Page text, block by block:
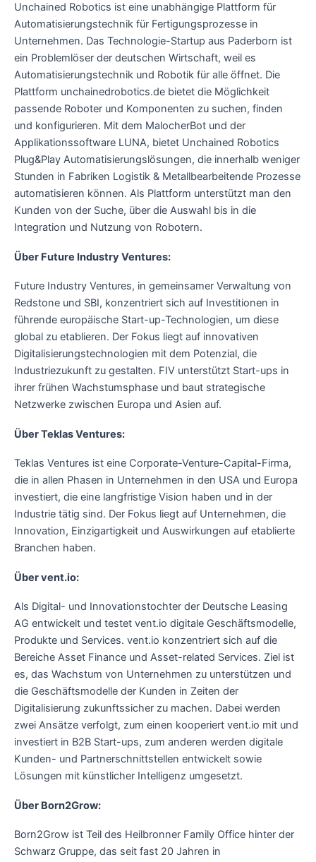
Unchained Robotics ist eine unabhängige Plattform für
Automatisierungstechnik für Fertigungsprozesse in
Unternehmen. Das Technologie-Startup aus Paderborn ist
ein Problemlöser der deutschen Wirtschaft, weil es
Automatisierungstechnik und Robotik für alle öffnet. Die
Plattform unchainedrobotics.de bietet die Möglichkeit
passende Roboter und Komponenten zu suchen, finden
und konfigurieren. Mit dem MalocherBot und der
Applikationssoftware LUNA, bietet Unchained Robotics
Plug&Play Automatisierungslösungen, die innerhalb weniger
Stunden in Fabriken Logistik & Metallbearbeitende Prozesse
automatisieren können. Als Plattform unterstützt man den
Kunden von der Suche, über die Auswahl bis in die
Integration und Nutzung von Robotern.
Über Future Industry Ventures:
Future Industry Ventures, in gemeinsamer Verwaltung von
Redstone und SBI, konzentriert sich auf Investitionen in
führende europäische Start-up-Technologien, um diese
global zu etablieren. Der Fokus liegt auf innovativen
Digitalisierungstechnologien mit dem Potenzial, die
Industriezukunft zu gestalten. FIV unterstützt Start-ups in
ihrer frühen Wachstumsphase und baut strategische
Netzwerke zwischen Europa und Asien auf.
Über Teklas Ventures:
Teklas Ventures ist eine Corporate-Venture-Capital-Firma,
die in allen Phasen in Unternehmen in den USA und Europa
investiert, die eine langfristige Vision haben und in der
Industrie tätig sind. Der Fokus liegt auf Unternehmen, die
Innovation, Einzigartigkeit und Auswirkungen auf etablierte
Branchen haben.
Über vent.io:
Als Digital- und Innovationstochter der Deutsche Leasing
AG entwickelt und testet vent.io digitale Geschäftsmodelle,
Produkte und Services. vent.io konzentriert sich auf die
Bereiche Asset Finance und Asset-related Services. Ziel ist
es, das Wachstum von Unternehmen zu unterstützen und
die Geschäftsmodelle der Kunden in Zeiten der
Digitalisierung zukunftssicher zu machen. Dabei werden
zwei Ansätze verfolgt, zum einen kooperiert vent.io mit und
investiert in B2B Start-ups, zum anderen werden digitale
Kunden- und Partnerschnittstellen entwickelt sowie
Lösungen mit künstlicher Intelligenz umgesetzt.
Über Born2Grow:
Born2Grow ist Teil des Heilbronner Family Office hinter der
Schwarz Gruppe, das seit fast 20 Jahren in